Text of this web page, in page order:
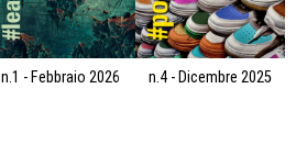
n.1 - Febbraio 2026 n.4 - Dicembre 2025